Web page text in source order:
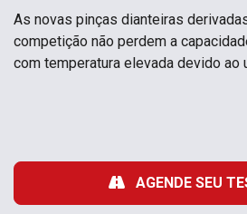
As novas pinças dianteiras
competição não perdem a
com temperatura elevada devido ao
AGENDE SEU